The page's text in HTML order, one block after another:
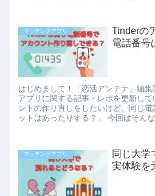
マッチングアプリ
Tinderの
電話番号
はじめまして！「恋活アンテナ」編
アプリに関する記事・レポを更新し
ントの作り直しをしたいけど、同じ
ットはあったりする？」 今回はそんな
マッチングアプリ
同じ大学
実体験を